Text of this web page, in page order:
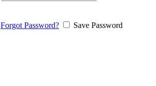
Forgot Password? Save Password